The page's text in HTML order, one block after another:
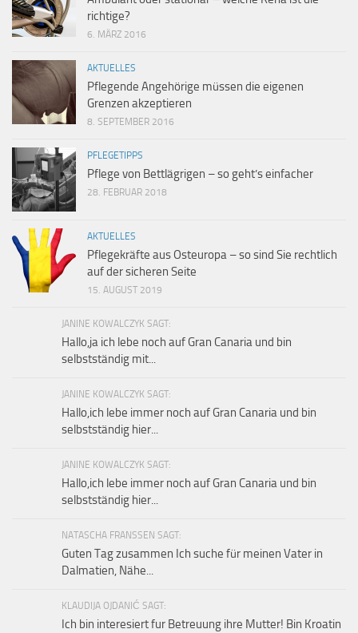
richtige?
6. MÄRZ 2016
AKTUELLES
Pflegende Angehörige müssen die eigenen
Grenzen akzeptieren
8. SEPTEMBER 2016
PFLEGETIPPS
Pflege von Bettlägrigen – so geht’s einfacher
28. FEBRUAR 2018
AKTUELLES
Pflegekräfte aus Osteuropa – so sind Sie rechtlich
auf der sicheren Seite
15. AUGUST 2019
JANINE KOWALCZYK SAGT:
Hallo,ja ich lebe noch auf Gran Canaria und bin
selbstständig mit...
JANINE KOWALCZYK SAGT:
Hallo,ich lebe immer noch auf Gran Canaria und bin
selbstständig hier...
JANINE KOWALCZYK SAGT:
Hallo,ich lebe immer noch auf Gran Canaria und bin
selbstständig hier...
NATASCHA FRANSSEN SAGT:
Guten Tag zusammen Ich suche für meinen Vater in
Dalmatien, Nähe...
KLAUDIJA OJDANIĆ SAGT:
Ich bin interesiert fur Betreuung ihre Mutter! Bin Kroatin